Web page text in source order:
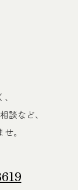
談など、
。